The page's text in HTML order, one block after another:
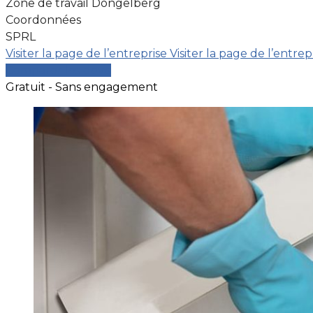
Zone de travail Dongelberg
Coordonnées
SPRL
Visiter la page de l’entreprise Visiter la page de
Gratuit - Sans engagement